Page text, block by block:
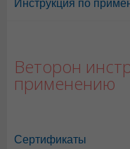
Инструкция по
Веторон
применению
Сертификаты